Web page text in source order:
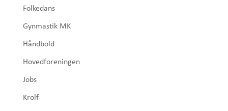
Folkedans
Gynmastik MK
Håndbold
Hovedforeningen
Jobs
Krolf